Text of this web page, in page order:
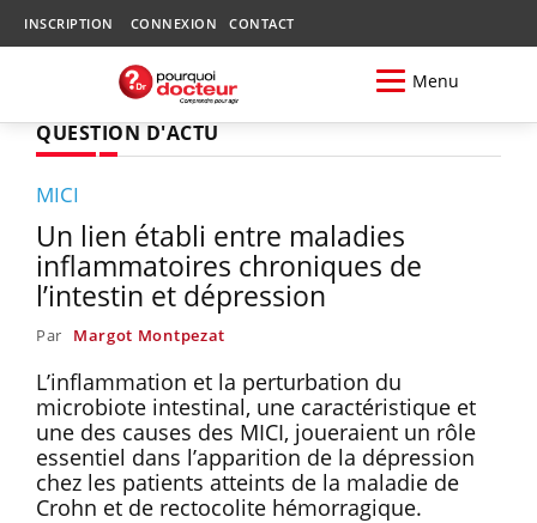
INSCRIPTION CONNEXION CONTACT
Menu
QUESTION D'ACTU
MICI
Un lien établi entre maladies
inflammatoires chroniques de
l’intestin et dépression
Par Margot Montpezat
L’inflammation et la perturbation du
microbiote intestinal, une caractéristique et
une des causes des MICI, joueraient un rôle
essentiel dans l’apparition de la dépression
chez les patients atteints de la maladie de
Crohn et de rectocolite hémorragique.